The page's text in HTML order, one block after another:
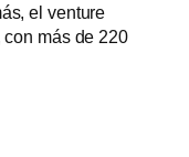
el venture
más de 220